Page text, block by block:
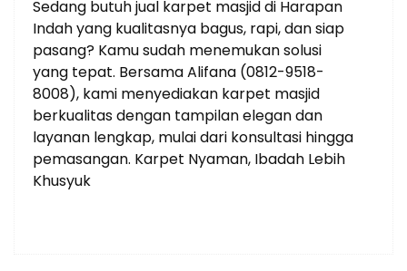
Sedang butuh jual karpet masjid di Harapan
Indah yang kualitasnya bagus, rapi, dan siap
pasang? Kamu sudah menemukan solusi
yang tepat. Bersama Alifana (0812-9518-
8008), kami menyediakan karpet masjid
berkualitas dengan tampilan elegan dan
layanan lengkap, mulai dari konsultasi hingga
pemasangan. Karpet Nyaman, Ibadah Lebih
Khusyuk